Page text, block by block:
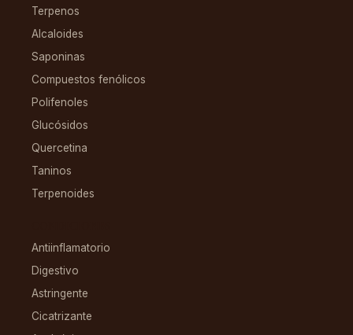
Terpenos
Alcaloides
Saponinas
Compuestos fenólicos
Polifenoles
Glucósidos
Quercetina
Taninos
Terpenoides
Antiinflamatorio
Digestivo
Astringente
Cicatrizante